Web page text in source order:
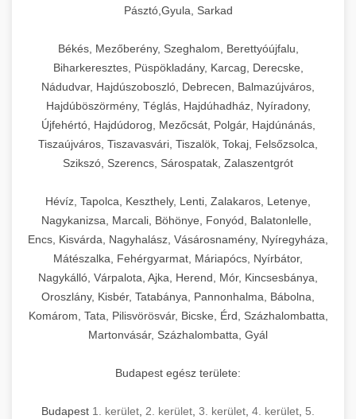
kereskedelmi konyhai megoldások
Pásztó,Gyula, Sarkad
Békés, Mezőberény, Szeghalom, Berettyóújfalu,
Biharkeresztes, Püspökladány, Karcag, Derecske,
Nádudvar, Hajdúszoboszló, Debrecen, Balmazújváros,
Hajdúböszörmény, Téglás, Hajdúhadház, Nyíradony,
Újfehértó, Hajdúdorog, Mezőcsát, Polgár, Hajdúnánás,
Tiszaújváros, Tiszavasvári, Tiszalök, Tokaj, Felsőzsolca,
Szikszó, Szerencs, Sárospatak, Zalaszentgrót
Hévíz, Tapolca, Keszthely, Lenti, Zalakaros, Letenye,
Nagykanizsa, Marcali, Böhönye, Fonyód, Balatonlelle,
Encs, Kisvárda, Nagyhalász, Vásárosnamény, Nyíregyháza,
Mátészalka, Fehérgyarmat, Máriapócs, Nyírbátor,
Nagykálló, Várpalota, Ajka, Herend, Mór, Kincsesbánya,
Oroszlány, Kisbér, Tatabánya, Pannonhalma, Bábolna,
Komárom, Tata, Pilisvörösvár, Bicske, Érd, Százhalombatta,
Martonvásár, Százhalombatta, Gyál
Budapest egész területe:
Budapest 1. kerület 2. kerület 3. kerület 4. kerület 5.